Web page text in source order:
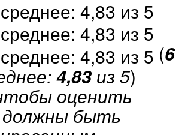
(6
4,83из 5)
оценить
должны быть